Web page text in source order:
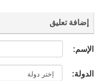
إضافة تعليق
الإسم:
الدولة: